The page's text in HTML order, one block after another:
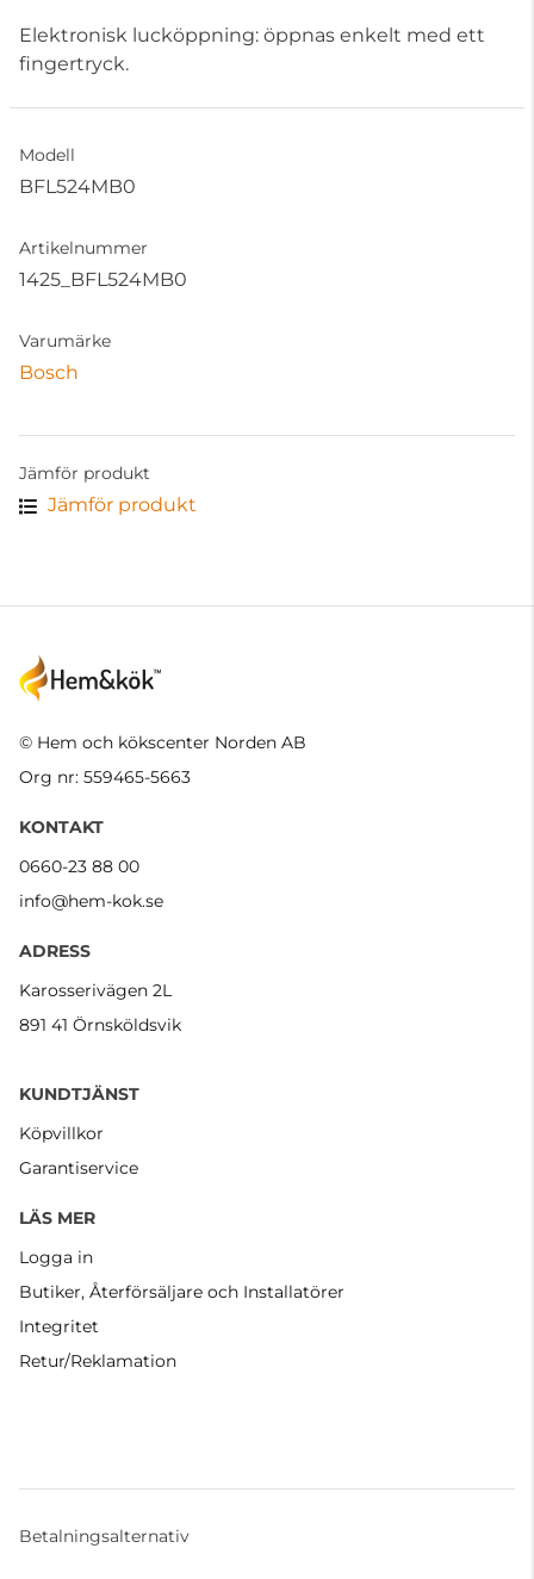
Elektronisk lucköppning: öppnas enkelt med ett
fingertryck.
Modell
BFL524MB0
Artikelnummer
1425_BFL524MB0
Varumärke
Bosch
Jämför produkt
Jämför produkt
© Hem och kökscenter Norden AB
Org nr: 559465-5663
KONTAKT
0660-23 88 00
info@hem-kok.se
ADRESS
Karosserivägen 2L
891 41 Örnsköldsvik
KUNDTJÄNST
Köpvillkor
Garantiservice
LÄS MER
Logga in
Butiker, Återförsäljare och Installatörer
Integritet
Retur/Reklamation
Betalningsalternativ